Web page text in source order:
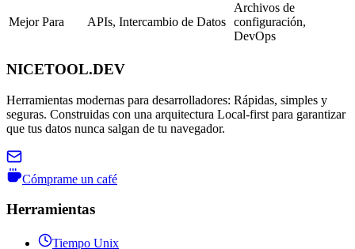
Mejor Para APIs, Intercambio de Datos
Archivos de
configuración,
DevOps
NICETOOL.DEV
Herramientas modernas para desarrolladores: Rápidas, simples y
seguras. Construidas con una arquitectura Local-first para garantizar
que tus datos nunca salgan de tu navegador.
Cómprame un café
Herramientas
Tiempo Unix